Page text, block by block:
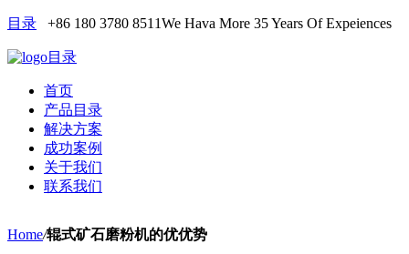
目录 +86 180 3780 8511We Hava More 35 Years Of Expeiences
目录
首页
产品目录
解决方案
成功案例
关于我们
联系我们
Home/辊式矿石磨粉机的优优势